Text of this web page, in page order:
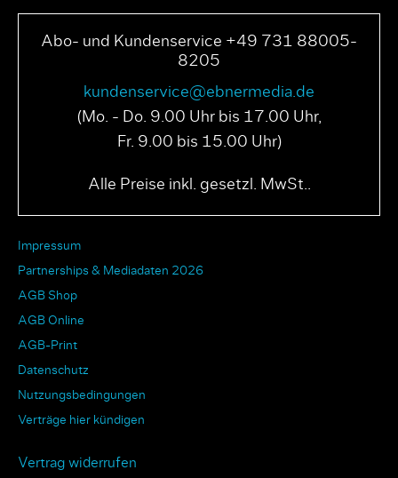
Abo- und Kundenservice +49 731 88005-
8205
kundenservice@ebnermedia.de
(Mo. - Do. 9.00 Uhr bis 17.00 Uhr,
Fr. 9.00 bis 15.00 Uhr)
Alle Preise inkl. gesetzl. MwSt..
Impressum
Partnerships & Mediadaten 2026
AGB Shop
AGB Online
AGB-Print
Datenschutz
Nutzungsbedingungen
Verträge hier kündigen
Vertrag widerrufen